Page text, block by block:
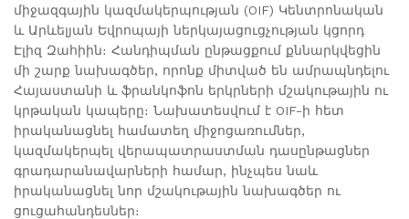
միջազգային կազմակերպության (OIF) Կենտրոնական
և Արևելյան Եվրոպայի ներկայացուցչության կցորդ
Էլիզ Զահիին։ Հանդիպման ընթացքում քննարկվեցին
մի շարք նախագծեր, որոնք միտված են ամրապնդելու
Հայաստանի և ֆրանկոֆոն երկրների մշակութային ու
կրթական կապերը։ Նախատեսվում է OIF-ի հետ
իրականացնել համատեղ միջոցառումներ,
կազմակերպել վերապատրաստման դասընթացներ
գրադարանավարների համար, ինչպես նաև
իրականացնել նոր մշակութային նախագծեր ու
ցուցահանդեսներ։